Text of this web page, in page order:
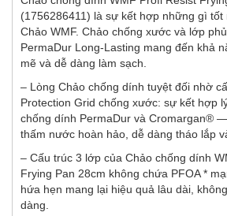
(1756286411) là sự kết hợp những gì tốt
Chảo WMF. Chảo chống xước và lớp
PermaDur Long-Lasting mang đến khả
mẽ và dễ dàng làm sạch.
– Lòng Chảo chống dính tuyệt đối nhờ
Protection Grid chống xước: sự kết hợp
chống dính PermaDur và Cromargan®
thấm nước hoàn hảo, dễ dàng tháo lắp
– Cấu trúc 3 lớp của Chảo chống dính
Frying Pan 28cm không chứa PFOA *
hứa hẹn mang lại hiệu quả lâu dài,
dàng.